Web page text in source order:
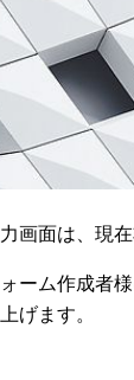
画面は、現
ーム作成者
げます。